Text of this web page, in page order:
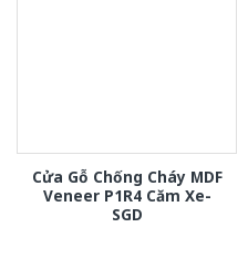
Cửa Gỗ Chống Cháy MDF
Veneer P1R4 Căm Xe-
SGD